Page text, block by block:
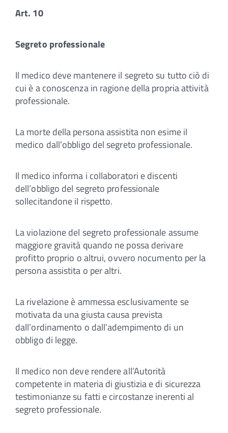
Art. 10
Segreto professionale
Il medico deve mantenere il segreto su tutto ciò di
cui è a conoscenza in ragione della propria attività
professionale.
La morte della persona assistita non esime il
medico dall’obbligo del segreto professionale.
Il medico informa i collaboratori e discenti
dell’obbligo del segreto professionale
sollecitandone il rispetto.
La violazione del segreto professionale assume
maggiore gravità quando ne possa derivare
profitto proprio o altrui, ovvero nocumento per la
persona assistita o per altri.
La rivelazione è ammessa esclusivamente se
motivata da una giusta causa prevista
dall’ordinamento o dall’adempimento di un
obbligo di legge.
Il medico non deve rendere all’Autorità
competente in materia di giustizia e di sicurezza
testimonianze su fatti e circostanze inerenti al
segreto professionale.